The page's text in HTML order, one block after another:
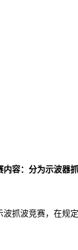
：分为示波器抓
波竞赛，在规定